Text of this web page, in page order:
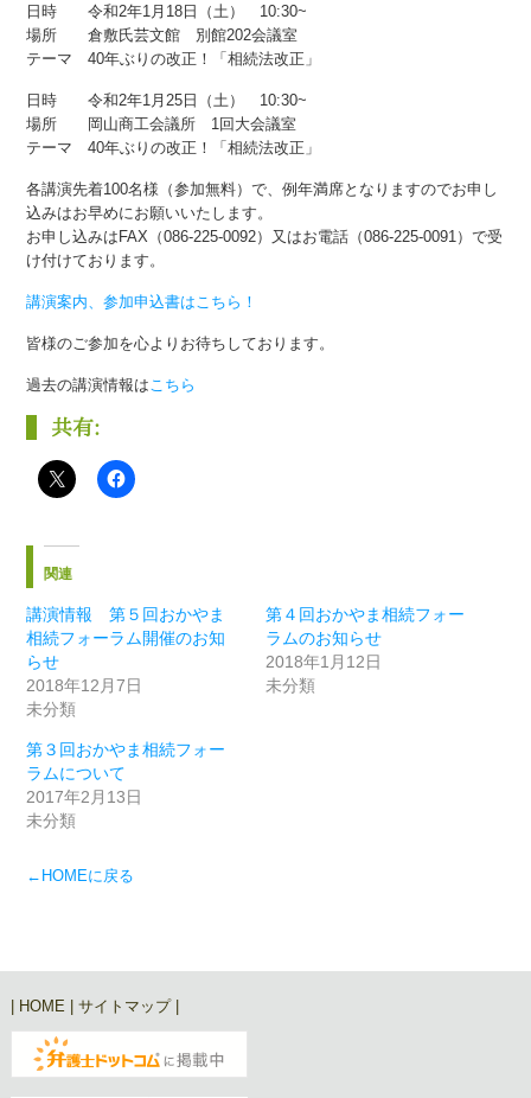
日時 令和2年1月18日（土） 10:30~
場所 倉敷氏芸文館 別館202会議室
テーマ 40年ぶりの改正！「相続法改正」
日時 令和2年1月25日（土） 10:30~
場所 岡山商工会議所 1回大会議室
テーマ 40年ぶりの改正！「相続法改正」
各講演先着100名様（参加無料）で、例年満席となりますのでお申し
込みはお早めにお願いいたします。
お申し込みはFAX（086-225-0092）又はお電話（086-225-0091）で受
け付けております。
講演案内、参加申込書はこちら！
皆様のご参加を心よりお待ちしております。
過去の講演情報は こちら
共有:
関連
講演情報 第５回おかやま
相続フォーラム開催のお知
らせ
2018年12月7日
未分類
第４回おかやま相続フォー
ラムのお知らせ
2018年1月12日
未分類
第３回おかやま相続フォー
ラムについて
2017年2月13日
未分類
←HOMEに戻る
| HOME | サイトマップ|